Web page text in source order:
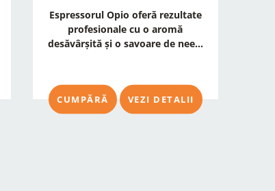
Espressorul Opio oferă rezultate
profesionale cu o aromă
desăvârșită și o savoare de nee...
CUMPĂRĂ VEZI DETALII